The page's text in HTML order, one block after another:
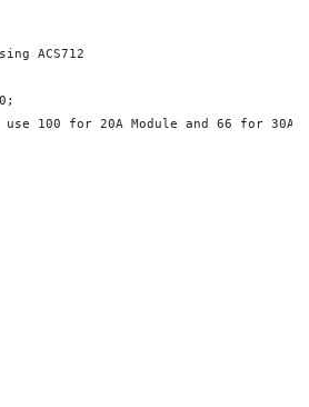
ACS712
100 for 20A Module and 66 for 30A